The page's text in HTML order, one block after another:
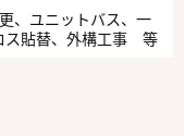
、ユニットバス、一
ス貼替、外構工事 等